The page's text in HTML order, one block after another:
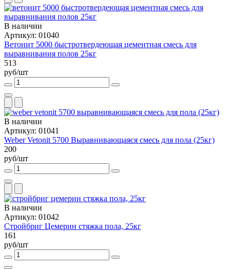
В наличии
Артикул: 01040
Ветонит 5000 быстротвердеющая цементная смесь для
выравнивания полов 25кг
513
руб/шт
В наличии
Артикул: 01041
Weber Vetonit 5700 Выравнивающаяся смесь для пола (25кг)
200
руб/шт
В наличии
Артикул: 01042
Стройбриг Цемерин стяжка пола, 25кг
161
руб/шт